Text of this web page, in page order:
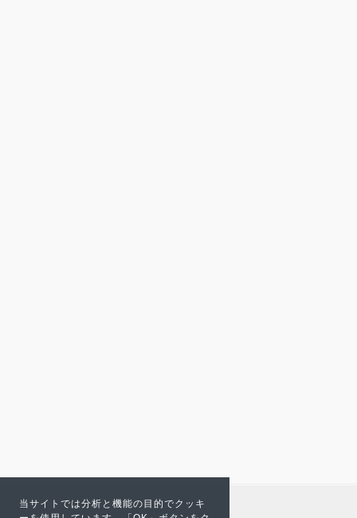
当サイトでは分析と機能の目的でクッキ